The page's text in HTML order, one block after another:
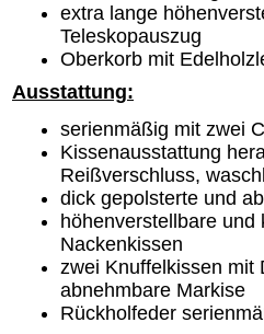
extra lange
Teleskopauszug
Oberkorb mit
Ausstattung:
serienmäßig mit zwei
Kissenausstattung
Reißverschluss,
dick gepolsterte und
höhenverstellbare und
Nackenkissen
zwei Knuffelkissen mit
abnehmbare Markise
Rückholfeder